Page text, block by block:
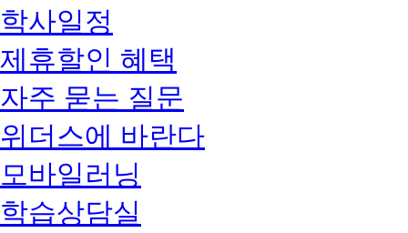
학사일정
제휴할인 혜택
자주 묻는 질문
위더스에 바란다
모바일러닝
학습상담실